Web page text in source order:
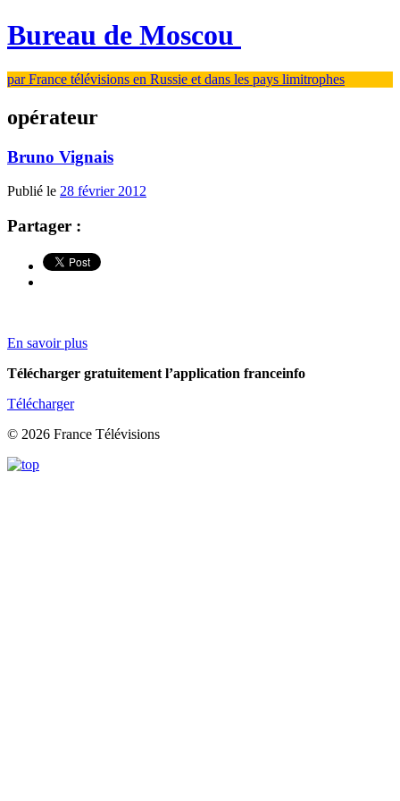
Bureau de Moscou
par France télévisions en Russie et dans les pays limitrophes
opérateur
Bruno Vignais
Publié le 28 février 2012
Partager :
En savoir plus
Télécharger gratuitement l’application franceinfo
Télécharger
© 2026 France Télévisions